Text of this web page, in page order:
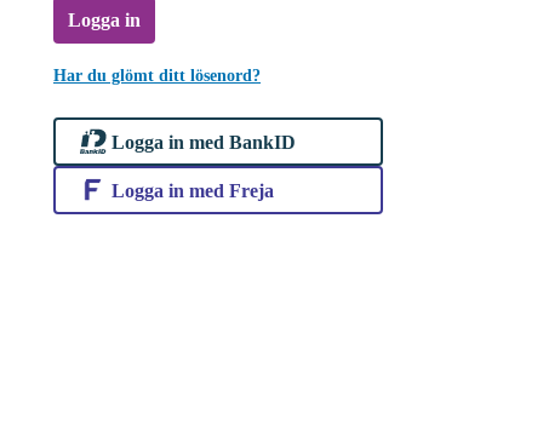
Logga in
Har du glömt ditt lösenord?
Logga in med BankID
Logga in med Freja